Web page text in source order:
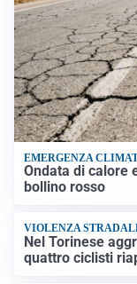
EMERGENZA
Ondata di calore
bollino rosso
VIOLENZA
Nel Torinese
quattro ciclisti